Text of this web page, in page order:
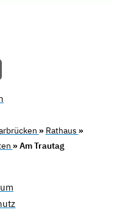
» Rathaus »
» Am Trautag